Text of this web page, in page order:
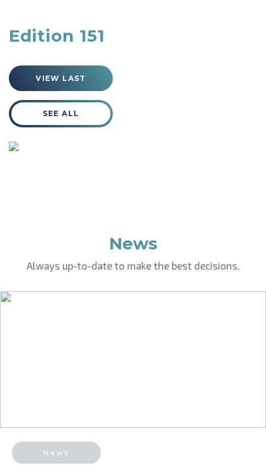
Edition 151
VIEW LAST
SEE ALL
News
Always up-to-date to make the best decisions.
News